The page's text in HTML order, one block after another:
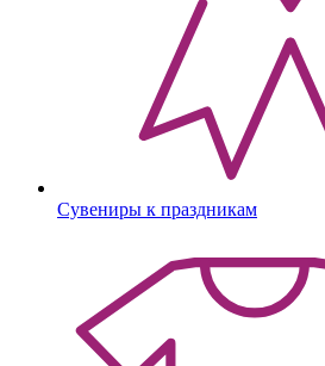
Сувениры к праздникам